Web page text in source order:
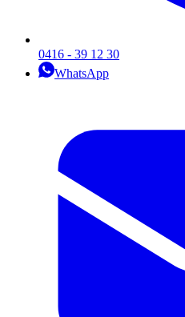
0416 - 39 12 30
WhatsApp